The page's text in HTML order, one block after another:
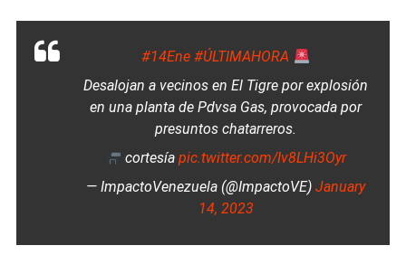
#14Ene #ÚLTIMAHORA
Desalojan a vecinos en El Tigre por explosión
en una planta de Pdvsa Gas, provocada por
presuntos chatarreros.
cortesíapic.twitter.com/Iv8LHi3Oyr
— ImpactoVenezuela (@ImpactoVE) January
14, 2023